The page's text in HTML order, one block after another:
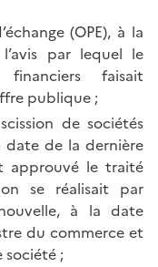
(OPE), à la
par lequel le
faisait
publique ;
de sociétés
date de la dernière
approuvé le traité
se réalisait par
à la date
du commerce et
société ;